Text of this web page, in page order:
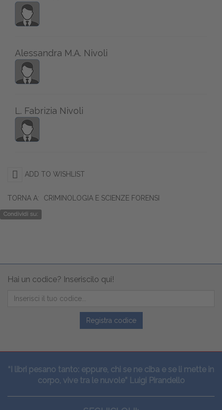
Alessandra M.A. Nivoli
L. Fabrizia Nivoli
ADD TO WISHLIST
TORNA A: CRIMINOLOGIA E SCIENZE FORENSI
Condividi su:
Hai un codice? Inseriscilo qui!
Registra codice
“I libri pesano tanto: eppure, chi se ne ciba e se li mette in
corpo, vive tra le nuvole” Luigi Pirandello